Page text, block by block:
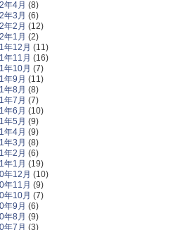
年4月 (8)
年3月 (6)
年2月 (12)
年1月 (2)
年12月 (11)
年11月 (16)
年10月 (7)
年9月 (11)
年8月 (8)
年7月 (7)
年6月 (10)
年5月 (9)
年4月 (9)
年3月 (8)
年2月 (6)
年1月 (19)
年12月 (10)
年11月 (9)
年10月 (7)
年9月 (6)
年8月 (9)
年7月 (3)